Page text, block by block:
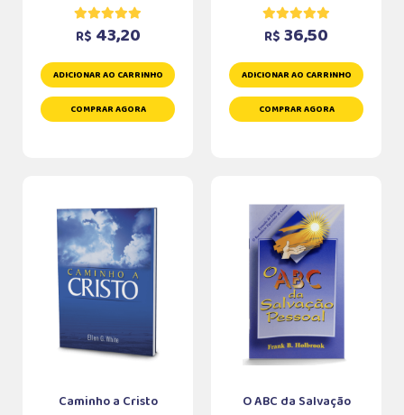
R$ 43,20
ADICIONAR AO CARRINHO
COMPRAR AGORA
R$ 36,50
ADICIONAR AO CARRINHO
COMPRAR AGORA
Caminho a Cristo
O ABC da Salvação